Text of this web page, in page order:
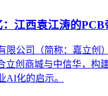
江西袁江涛的
限公司（简称：嘉立创
立创商城与中信华，构
AI化的启示。